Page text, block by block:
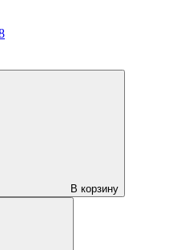
В корзину